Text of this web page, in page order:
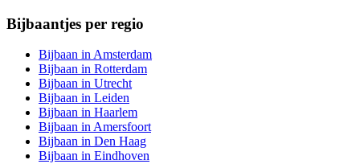
Bijbaantjes per regio
Bijbaan in Amsterdam
Bijbaan in Rotterdam
Bijbaan in Utrecht
Bijbaan in Leiden
Bijbaan in Haarlem
Bijbaan in Amersfoort
Bijbaan in Den Haag
Bijbaan in Eindhoven